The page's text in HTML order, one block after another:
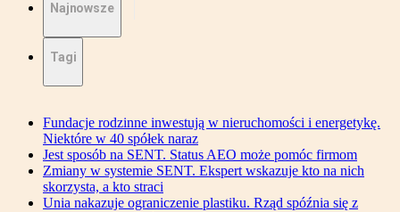
Najnowsze
Tagi
Fundacje rodzinne inwestują w nieruchomości i energetykę.
Niektóre w 40 spółek naraz
Jest sposób na SENT. Status AEO może pomóc firmom
Zmiany w systemie SENT. Ekspert wskazuje kto na nich
skorzysta, a kto straci
Unia nakazuje ograniczenie plastiku. Rząd spóźnia się z